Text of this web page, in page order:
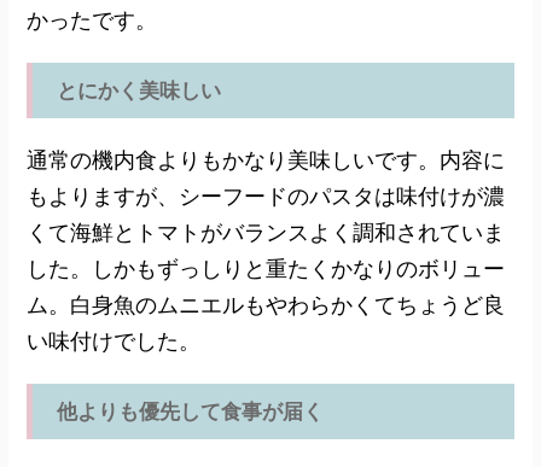
かったです。
とにかく美味しい
通常の機内食よりもかなり美味しいです。内容に
もよりますが、シーフードのパスタは味付けが濃
くて海鮮とトマトがバランスよく調和されていま
した。しかもずっしりと重たくかなりのボリュー
ム。白身魚のムニエルもやわらかくてちょうど良
い味付けでした。
他よりも優先して食事が届く